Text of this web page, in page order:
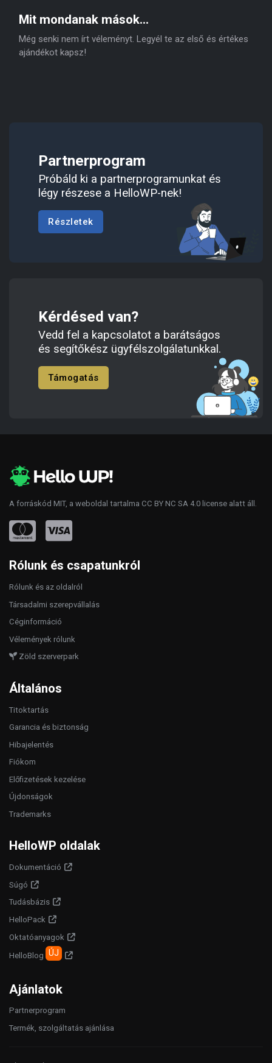
Mit mondanak mások...
Még senki nem írt véleményt. Legyél te az első és értékes
ajándékot kapsz!
Partnerprogram
Próbáld ki a partnerprogramunkat és
légy részese a HelloWP-nek!
Részletek
Kérdésed van?
Vedd fel a kapcsolatot a barátságos
és segítőkész ügyfélszolgálatunkkal.
Támogatás
A forráskód MIT, a weboldal tartalma CC BY NC SA 4.0 license alatt áll.
Rólunk és csapatunkról
Rólunk és az oldalról
Társadalmi szerepvállalás
Céginformáció
Vélemények rólunk
Zöld szerverpark
Általános
Titoktartás
Garancia és biztonság
Hibajelentés
Fiókom
Előfizetések kezelése
Újdonságok
Trademarks
HelloWP oldalak
Dokumentáció
Súgó
Tudásbázis
HelloPack
Oktatóanyagok
HelloBlog ÚJ
Ajánlatok
Partnerprogram
Termék, szolgáltatás ajánlása